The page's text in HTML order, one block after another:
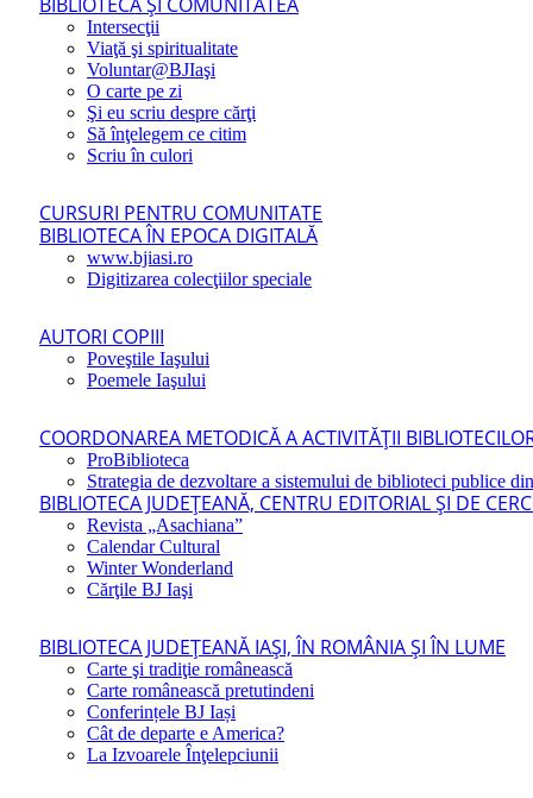
Intersecţii
Viaţă şi spiritualitate
Voluntar@BJIaşi
O carte pe zi
Şi eu scriu despre cărţi
Să înţelegem ce citim
Scriu în culori
CURSURI PENTRU COMUNITATE
BIBLIOTECA ÎN EPOCA DIGITALĂ
www.bjiasi.ro
Digitizarea colecţiilor speciale
AUTORI COPIII
Poveştile Iaşului
Poemele Iaşului
COORDONAREA METODICĂ A ACTIVITĂŢII
ProBiblioteca
Strategia de dezvoltare a sistemului de biblioteci publice
BIBLIOTECA JUDEŢEANĂ, CENTRU EDITORIAL ŞI DE
Revista „Asachiana”
Calendar Cultural
Winter Wonderland
Cărţile BJ Iaşi
BIBLIOTECA JUDEŢEANĂ IAŞI, ÎN ROMÂNIA ŞI ÎN LUME
Carte şi tradiţie românească
Carte românească pretutindeni
Conferințele BJ Iași
Cât de departe e America?
La Izvoarele Înţelepciunii